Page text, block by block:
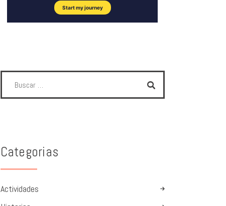
Categorias
Actividades